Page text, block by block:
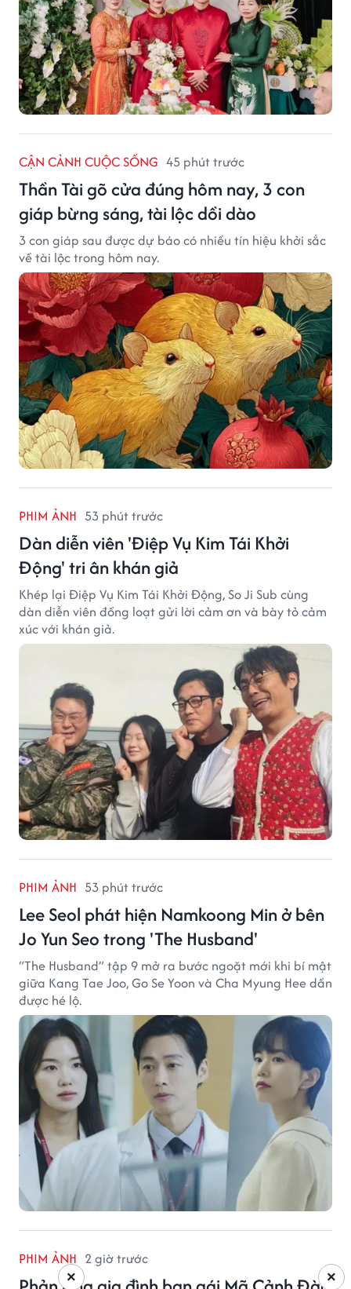
CẬN CẢNH CUỘC SỐNG 45 phút trước
Thần Tài gõ cửa đúng hôm nay, 3 con
giáp bừng sáng, tài lộc dồi dào
3 con giáp sau được dự báo có nhiều tín hiệu khởi sắc
về tài lộc trong hôm nay.
PHIM ẢNH 53 phút trước
Dàn diễn viên 'Điệp Vụ Kim Tái Khởi
Động' tri ân khán giả
Khép lại Điệp Vụ Kim Tái Khởi Động, So Ji Sub cùng
dàn diễn viên đồng loạt gửi lời cảm ơn và bày tỏ cảm
xúc với khán giả.
PHIM ẢNH 53 phút trước
Lee Seol phát hiện Namkoong Min ở bên
Jo Yun Seo trong 'The Husband'
“The Husband” tập 9 mở ra bước ngoặt mới khi bí mật
giữa Kang Tae Joo, Go Se Yoon và Cha Myung Hee dần
được hé lộ.
PHIM ẢNH 2 giờ trước
×
×